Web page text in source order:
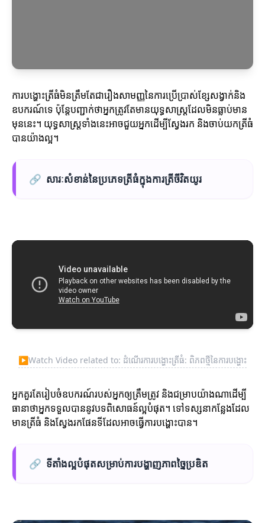
ការបង្ហោះត្រីធំមិនត្រឹមតែជារឿងសាមញ្ញនៃការប្រើប្រាស់ខ្សែសង្វាក់និង
ឧបករណ៍ទេ ប៉ុន្តែបញ្ជាក់ថាអ្នកត្រូវតែមានយុទ្ធសាស្ត្រដែលមិនធ្លាប់មាន
មុននេះ។ យុទ្ធសាស្ត្រទាំងនេះអាចជួយអ្នកដើម្បីស្វែងរក និងចាប់យកត្រីធំ
បានយ៉ាងល្អ។
🔗 សារៈសំខាន់នៃប្រភេទត្រីធំក្នុងការត្រីចីវិតយូរ
▶Watch Video related to: ដំណើរការបង្ហោះត្រីធំ: ពិភពថ្មីនៃការបង្ហោះ
អ្នកគួរតែរៀបចំឧបករណ៍របស់អ្នកឲ្យត្រឹមត្រូវ និងជម្រាបយ៉ាងណាដើម្បី
ធានាថាអ្នកទទួលបាននូវបទពិសោធន៍ល្អបំផុត។ ទៅទស្សនាកន្លែងដែល
មានត្រីធំ និងស្វែងរកផែនទីដែលអាចធ្វើការបង្ហោះបាន។
🔗 ទីតាំងល្អបំផុតសម្រាប់ការបង្ហាញភាពច្នៃប្រឌិត